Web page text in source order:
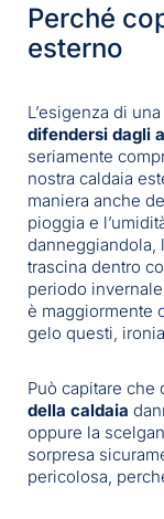
Perché
esterno
L’esigenza di
difendersi dagli
seriamente
nostra caldaia
maniera anche
pioggia e
danneggiandola,
trascina dentro
periodo
è maggiormente
gelo questi,
Può capitare che
della caldaia
oppure la
sorpresa
pericolosa,